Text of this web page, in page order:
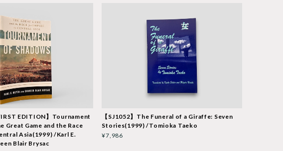
EDITION】Tournament
Great Game and the Race
Asia(1999) /Karl E.
Blair Brysac
【SJ1052】The Funeral of a Giraffe: Seven
Stories(1999) /Tomioka Taeko
¥7,986